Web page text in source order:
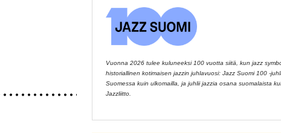
Vuonna 2026 tulee kuluneeksi 100 vuotta siitä, kun jazz
historiallinen kotimaisen jazzin juhlavuosi: Jazz Suomi 100 -
Suomessa kuin ulkomailla, ja juhlii jazzia osana suomalaista
Jazzliitto.